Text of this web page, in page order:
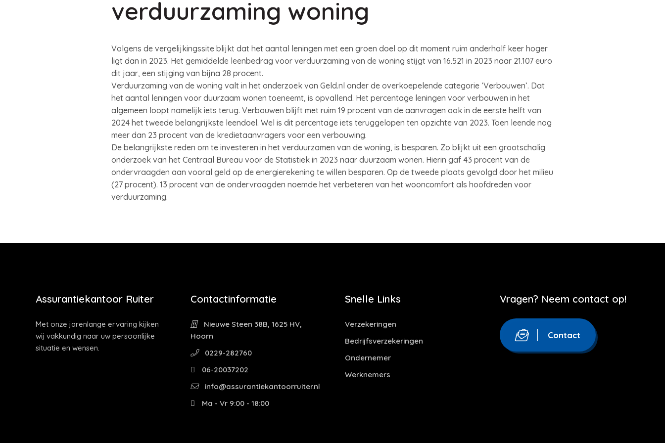
verduurzaming woning
Volgens de vergelijkingssite blijkt dat het aantal leningen met een groen doel op dit moment ruim anderhalf keer hoger
ligt dan in 2023. Het gemiddelde leenbedrag voor verduurzaming van de woning stijgt van 16.521 in 2023 naar 21.107 euro
dit jaar, een stijging van bijna 28 procent.
Verduurzaming van de woning valt in het onderzoek van Geld.nl onder de overkoepelende categorie ‘Verbouwen’. Dat
het aantal leningen voor duurzaam wonen toeneemt, is opvallend. Het percentage leningen voor verbouwen in het
algemeen loopt namelijk iets terug. Verbouwen blijft met ruim 19 procent van de aanvragen ook in de eerste helft van
2024 het tweede belangrijkste leendoel. Wel is dit percentage iets teruggelopen ten opzichte van 2023. Toen leende nog
meer dan 23 procent van de kredietaanvragers voor een verbouwing.
De belangrijkste reden om te investeren in het verduurzamen van de woning, is besparen. Zo blijkt uit een grootschalig
onderzoek van het Centraal Bureau voor de Statistiek in 2023 naar duurzaam wonen. Hierin gaf 43 procent van de
ondervraagden aan vooral geld op de energierekening te willen besparen. Op de tweede plaats gevolgd door het milieu
(27 procent). 13 procent van de ondervraagden noemde het verbeteren van het wooncomfort als hoofdreden voor
verduurzaming.
Assurantiekantoor Ruiter
Met onze jarenlange ervaring kijken
wij vakkundig naar uw persoonlijke
situatie en wensen.
Contactinformatie
Nieuwe Steen 38B, 1625 HV,
Hoorn
0229-282760
06-20037202
info@assurantiekantoorruiter.nl
Ma - Vr 9:00 - 18:00
Snelle Links
Verzekeringen
Bedrijfsverzekeringen
Ondernemer
Werknemers
Vragen? Neem contact op!
Contact